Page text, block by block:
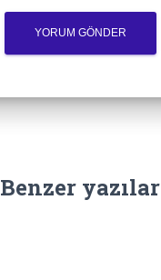
Benzer yazılar